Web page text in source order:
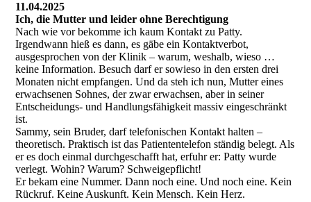
11.04.2025
Ich, die Mutter und leider ohne Berechtigung
Nach wie vor bekomme ich kaum Kontakt zu Patty.
Irgendwann hieß es dann, es gäbe ein Kontaktverbot,
ausgesprochen von der Klinik – warum, weshalb, wieso …
keine Information. Besuch darf er sowieso in den ersten drei
Monaten nicht empfangen. Und da steh ich nun, Mutter eines
erwachsenen Sohnes, der zwar erwachsen, aber in seiner
Entscheidungs- und Handlungsfähigkeit massiv eingeschränkt
ist.
Sammy, sein Bruder, darf telefonischen Kontakt halten –
theoretisch. Praktisch ist das Patiententelefon ständig belegt. Als
er es doch einmal durchgeschafft hat, erfuhr er: Patty wurde
verlegt. Wohin? Warum? Schweigepflicht!
Er bekam eine Nummer. Dann noch eine. Und noch eine. Kein
Rückruf. Keine Auskunft. Kein Mensch. Kein Herz.